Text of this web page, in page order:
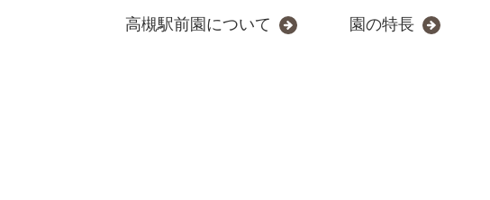
高槻駅前園について 園の特長